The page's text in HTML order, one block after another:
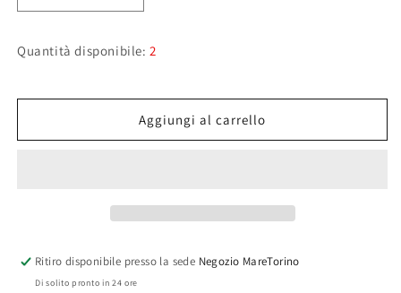
quantità
Bozzello
quantità
Bozzello
carbo
29mm
Quantità disponibile:2
Aggiungi al carrello
Ritiro disponibile presso la sede Negozio MareTorino
Di solito pronto in 24 ore